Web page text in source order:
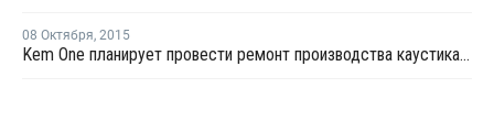
08 Октября, 2015
Kem One планирует провести ремонт производства каустика в ноябре